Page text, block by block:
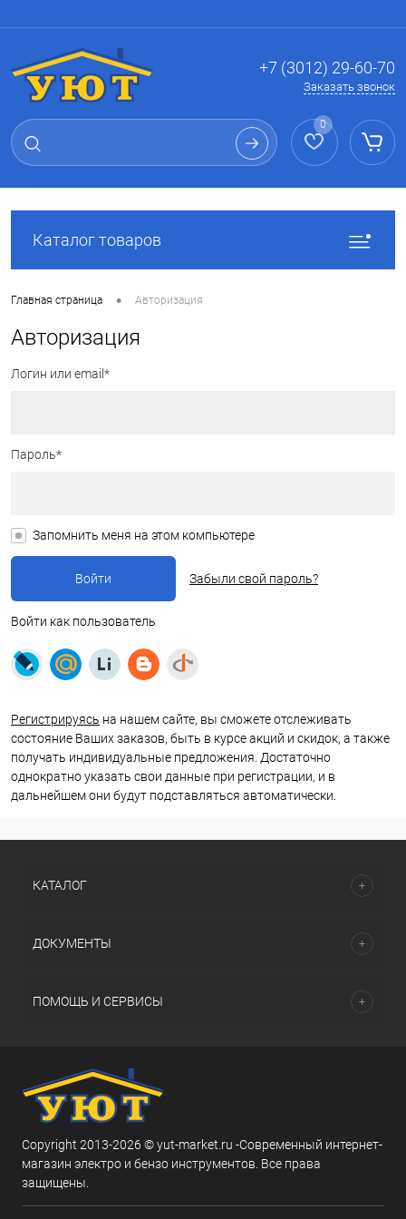
+7 (3012) 29-60-70
Заказать звонок
0
Каталог товаров
Главная страница • Авторизация
Авторизация
Логин или email*
Пароль*
Запомнить меня на этом компьютере
Забыли свой пароль?
Войти как пользователь
Регистрируясь на нашем сайте, вы сможете отслеживать
состояние Ваших заказов, быть в курсе акций и скидок, а также
получать индивидуальные предложения. Достаточно
однократно указать свои данные при регистрации, и в
дальнейшем они будут подставляться автоматически.
КАТАЛОГ
ДОКУМЕНТЫ
ПОМОЩЬ И СЕРВИСЫ
Copyright 2013-2026 © yut-market.ru -Современный интернет-
магазин электро и бензо инструментов. Все права
защищены.